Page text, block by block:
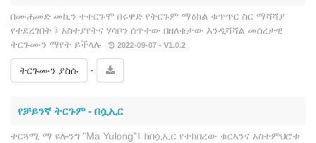
በሙሐመድ መኪን ተተርጉሞ በሩዋድ የትርጉም ማዕከል ቁጥጥር ስር ማሻሻያ
የተደረገበት ፤ አስተያየትና ሃሳቦን ሰጥተው በዘለቄታው እንዲሻሻል መሰረታዊ
ትርጉሙን ማየት ይችላሉ
2022-09-07 - V1.0.2
ትርጉሙን ያስሱ -
የቻይንኛ ትርጉም ‐ በሷኢር
ተርጓሚ ማ ዩሎንግ "Ma Yulong"፤ ከበሷኢር የተከበረው ቁርኣንና አስተምህሮቱ